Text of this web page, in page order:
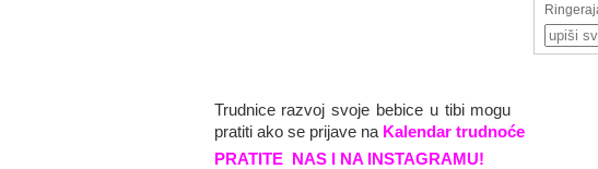
Trudnice razvoj svoje bebice u tibi mogu
pratiti ako se prijave na Kalendar trudnoće
PRATITE NAS I NA INSTAGRAMU!